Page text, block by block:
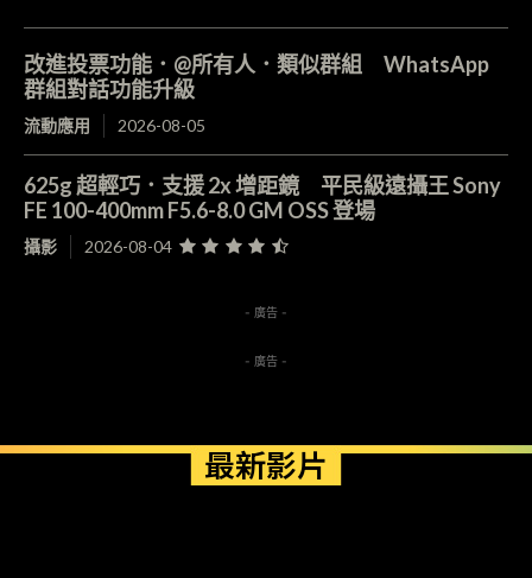
改進投票功能．@所有人．類似群組 WhatsApp
群組對話功能升級
流動應用 2026-08-05
625g 超輕巧．支援 2x 增距鏡 平民級遠攝王 Sony
FE 100-400mm F5.6-8.0 GM OSS 登場
攝影 2026-08-04
- 廣告 -
- 廣告 -
最新影片